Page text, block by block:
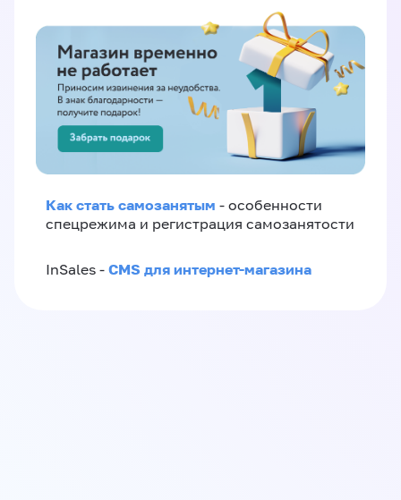
Как стать самозанятым - особенности
спецрежима и регистрация самозанятости
InSales - CMS для интернет-магазина